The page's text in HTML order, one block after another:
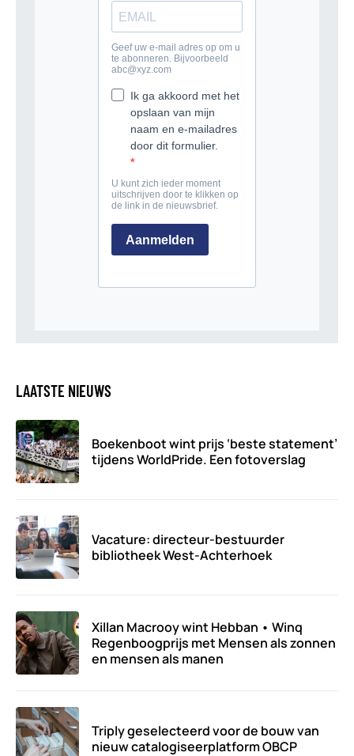
LAATSTE NIEUWS
Boekenboot wint prijs ‘beste statement’
tijdens WorldPride. Een fotoverslag
Vacature: directeur-bestuurder
bibliotheek West-Achterhoek
Xillan Macrooy wint Hebban • Winq
Regenboogprijs met Mensen als zonnen
en mensen als manen
Triply geselecteerd voor de bouw van
nieuw catalogiseerplatform OBCP